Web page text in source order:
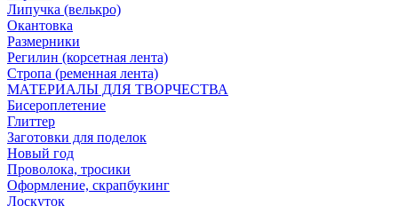
Липучка (велькро)
Окантовка
Размерники
Регилин (корсетная лента)
Стропа (ременная лента)
МАТЕРИАЛЫ ДЛЯ ТВОРЧЕСТВА
Бисероплетение
Глиттер
Заготовки для поделок
Новый год
Проволока, тросики
Оформление, скрапбукинг
Лоскуток